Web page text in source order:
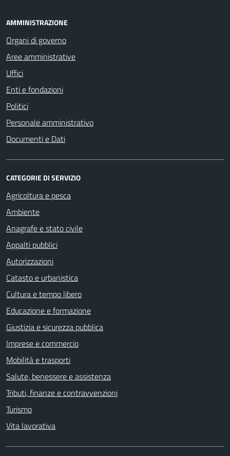
AMMINISTRAZIONE
Organi di governo
Aree amministrative
Uffici
Enti e fondazioni
Politici
Personale amministrativo
Documenti e Dati
CATEGORIE DI SERVIZIO
Agricoltura e pesca
Ambiente
Anagrafe e stato civile
Appalti pubblici
Autorizzazioni
Catasto e urbanistica
Cultura e tempo libero
Educazione e formazione
Giustizia e sicurezza pubblica
Imprese e commercio
Mobilità e trasporti
Salute, benessere e assistenza
Tributi, finanze e contravvenzioni
Turismo
Vita lavorativa